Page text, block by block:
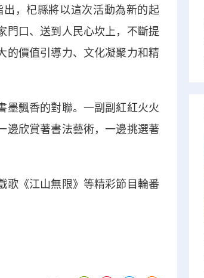
，杞縣將以這次活動為新的起
門口、送到人民心坎上，不斷提
的價值引導力、文化凝聚力和精
飄香的對聯。一副副紅紅火火
邊欣賞著書法藝術，一邊挑選著
《江山無限》等精彩節目輪番